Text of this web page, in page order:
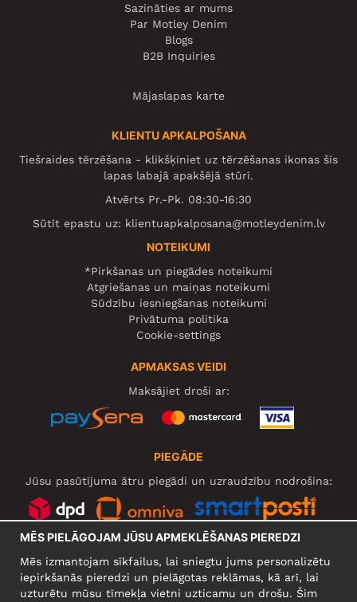
Sazināties ar mums
Par Motley Denim
Blogs
B2B Inquiries
Mājaslapas karte
KLIENTU APKALPOŠANA
Tiešraides tērzēšana - klikšķiniet uz tērzēšanas ikonas šīs
lapas labajā apakšējā stūrī.
Atvērts Pr.-Pk. 08:30-16:30
Sūtīt epastu uz: klientuapkalposana@motleydenim.lv
NOTEIKUMI
*Pirkšanas un piegādes noteikumi
Atgriešanas un maiņas noteikumi
Sūdzību iesniegšanas noteikumi
Privātuma politika
Cookie-settings
APMAKSAS VEIDI
Maksājiet droši ar:
PIEGĀDE
Jūsu pasūtījuma ātru piegādi un uzraudzību nodrošina:
MĒS PIELĀGOJAM JŪSU APMEKLĒŠANAS PIEREDZI
Mēs izmantojam sīkfailus, lai sniegtu jums personalizētu
iepirkšanās pieredzi un pielāgotas reklāmas, kā arī, lai
uzturētu mūsu tīmekļa vietni uzticamu un drošu. Šim